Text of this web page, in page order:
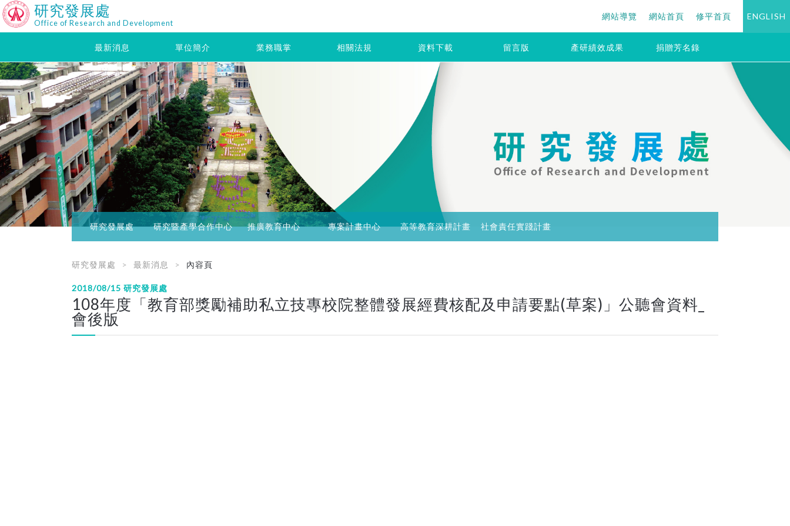
研究發展處
Office of Research and Development
網站導覽 網站首頁 修平首頁 ENGLISH
最新消息 單位簡介 業務職掌 相關法規 資料下載 留言版 產研績效成果 捐贈芳名錄
研究發展處 研究暨產學合作中心 推廣教育中心 專案計畫中心 高等教育深耕計畫 社會責任實踐計畫
研究發展處 最新消息 內容頁
2018/08/15 研究發展處
108年度「教育部獎勵補助私立技專校院整體發展經費核配及申請要點(草案)」公聽會資料_
會後版